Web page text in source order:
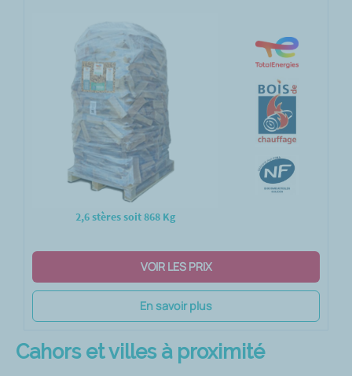
2,6 stères soit 868 Kg
VOIR LES PRIX
En savoir plus
Cahors et villes à proximité